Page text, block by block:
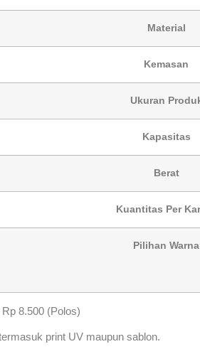
Material
Kemasan
Ukuran
Kapasitas
Berat
Kuantitas Per
Pilihan Warna
Rp 8.500 (Polos)
print UV maupun sablon.